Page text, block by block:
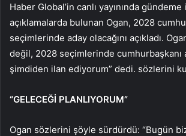
Haber Global’in canlı yayınında
açıklamalarda bulunan Ogan, 2028
seçimlerinde aday olacağını açıkladı.
değil, 2028 seçimlerinde cumhurbaşkanı
şimdiden ilan ediyorum” dedi. sözlerini
“GELECEĞİ PLANLIYORUM”
Ogan sözlerini şöyle sürdürdü: “Bugün